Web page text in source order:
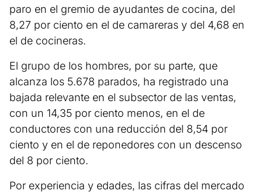
paro en el gremio de ayudantes de cocina, del
8,27 por ciento en el de camareras y del 4,68 en
el de cocineras.
El grupo de los hombres, por su parte, que
alcanza los 5.678 parados, ha registrado una
bajada relevante en el subsector de las ventas,
con un 14,35 por ciento menos, en el de
conductores con una reducción del 8,54 por
ciento y en el de reponedores con un descenso
del 8 por ciento.
Por experiencia y edades, las cifras del mercado